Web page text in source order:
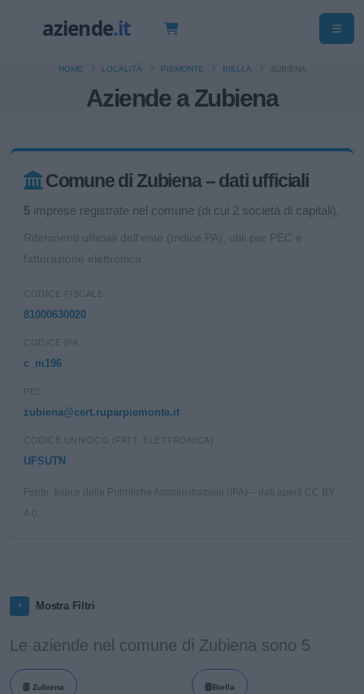
Aziende a Zubiena
HOME LOCALITÀ PIEMONTE BIELLA ZUBIENA
Comune di Zubiena – dati ufficiali
5 imprese registrate nel comune (di cui 2 società di capitali).
Riferimenti ufficiali dell'ente (Indice PA), utili per PEC e
fatturazione elettronica.
CODICE FISCALE
81000630020
CODICE IPA
c_m196
PEC
zubiena@cert.ruparpiemonte.it
CODICE UNIVOCO (FATT. ELETTRONICA)
UFSUTN
Fonte: Indice delle Pubbliche Amministrazioni (IPA) – dati aperti CC BY
Mostra Filtri
Le aziende nel comune di Zubiena sono 5
Zubiena Biella